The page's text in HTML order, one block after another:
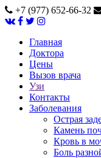
+7 (977) 652-66-32
Главная
Доктора
Цены
Вызов врача
Узи
Контакты
Заболевания
Острая
Камень
Кровь в
Боль